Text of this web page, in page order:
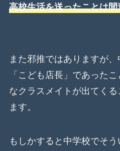
高校生活を送ったことは間
また邪推ではありますが
「こども店長」であった
なクラスメイトが出てく
ます。
もしかすると中学校でそ